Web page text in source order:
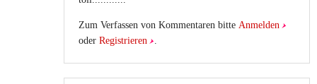
Zum Verfassen von Kommentaren bitte Anmelden
oder Registrieren